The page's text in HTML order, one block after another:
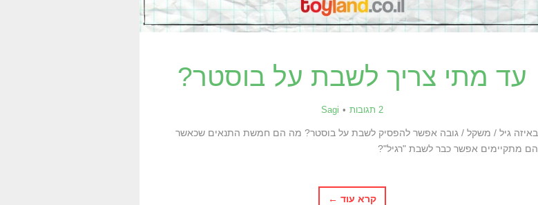
עד מתי צריך לשבת על בוסטר?
2 תגובות Sagi
באיזה גיל / משקל / גובה אפשר להפסיק לשבת על בוסטר? מה הם חמשת התנאים שכאשר
הם מתקיימים אפשר כבר לשבת "רגיל"?
קרא עוד ←